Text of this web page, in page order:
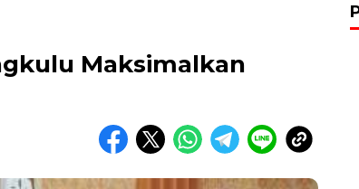
Maksimalkan